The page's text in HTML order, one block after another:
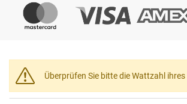
Überprüfen Sie bitte die Wattzahl